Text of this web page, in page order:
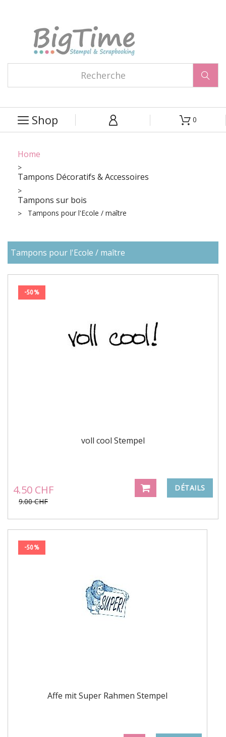

 Shop   0
Home
Tampons Décoratifs & Accessoires
Tampons sur bois
Tampons pour l'Ecole / maître
Tampons pour l'Ecole / maître
-50%
voll cool Stempel
4.50 CHF
9.00 CHF
DÉTAILS
-50%
Affe mit Super Rahmen Stempel